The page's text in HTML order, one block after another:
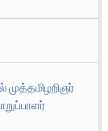
முத்தமிழறிஞர்